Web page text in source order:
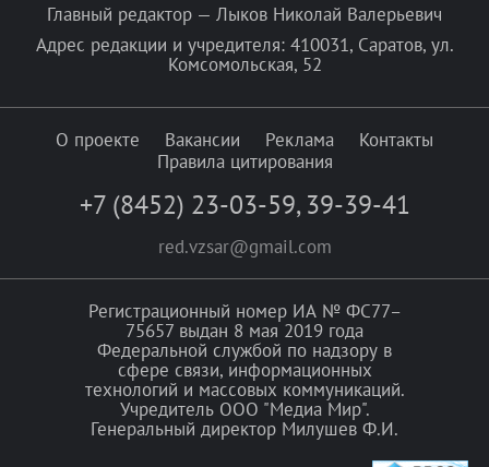
Главный редактор — Лыков Николай Валерьевич
Адрес редакции и учредителя: 410031, Саратов, ул.
Комсомольская, 52
О проекте Вакансии Реклама
Контакты
Правила цитирования
+7 (8452) 23-03-59, 39-39-41
red.vzsar@gmail.com
Регистрационный номер ИА № ФС77–
75657 выдан 8 мая 2019 года
Федеральной службой по надзору в
сфере связи, информационных
технологий и массовых коммуникаций.
Учредитель ООО "Медиа Мир".
Генеральный директор Милушев Ф.И.